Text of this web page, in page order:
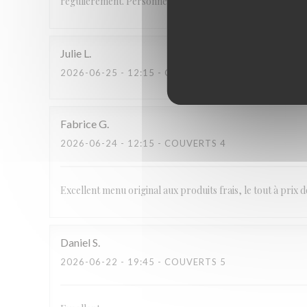
Julie L
2026-06-25 - 12:15 - COUVERTS 2
FabriceG
2026-06-24 - 12:15 - COUVERTS 4
Excellent menu original aux produits frais, le tout à prix
Daniel S
2026-06-22 - 19:45 - COUVERTS 5